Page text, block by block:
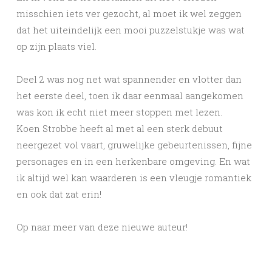
misschien iets ver gezocht, al moet ik wel zeggen
dat het uiteindelijk een mooi puzzelstukje was wat
op zijn plaats viel.
Deel 2 was nog net wat spannender en vlotter dan
het eerste deel, toen ik daar eenmaal aangekomen
was kon ik echt niet meer stoppen met lezen.
Koen Strobbe heeft al met al een sterk debuut
neergezet vol vaart, gruwelijke gebeurtenissen, fijne
personages en in een herkenbare omgeving. En wat
ik altijd wel kan waarderen is een vleugje romantiek
en ook dat zat erin!
Op naar meer van deze nieuwe auteur!